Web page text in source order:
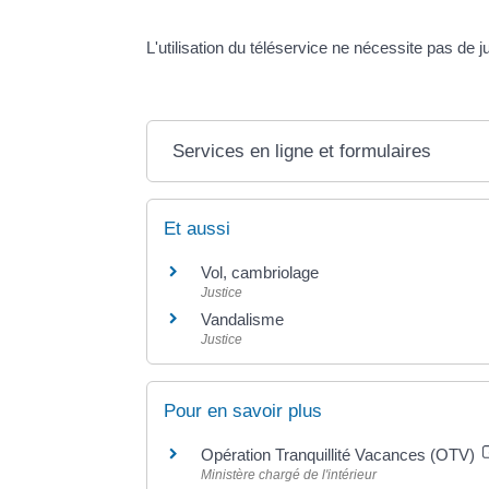
L'utilisation du téléservice ne nécessite pas de
Services en ligne et formulaires
Et aussi
Vol, cambriolage
Justice
Vandalisme
Justice
Pour en savoir plus
Opération Tranquillité Vacances (OTV)
Ministère chargé de l'intérieur